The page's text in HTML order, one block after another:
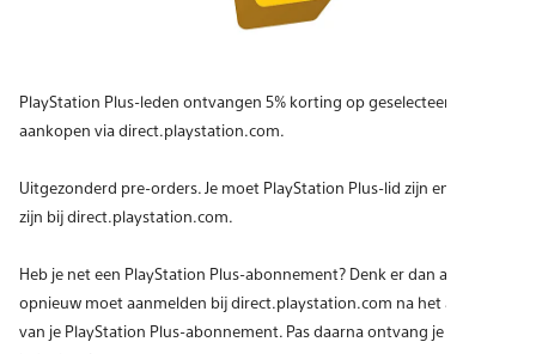
PlayStation Plus-leden ontvangen 5% korting op geselecteerde
aankopen via direct.playstation.com.
Uitgezonderd pre-orders. Je moet PlayStation Plus-lid zijn en ingelogd
zijn bij direct.playstation.com.
Heb je net een PlayStation Plus-abonnement? Denk er dan aan dat je je
opnieuw moet aanmelden bij direct.playstation.com na het activeren
van je PlayStation Plus-abonnement. Pas daarna ontvang je de 5%